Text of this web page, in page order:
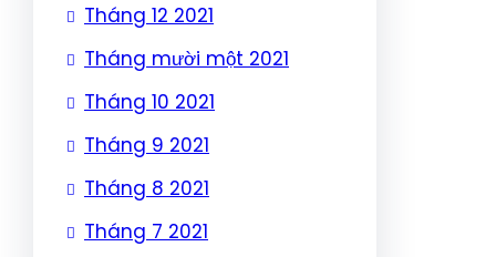
Tháng 12 2021
Tháng mười một 2021
Tháng 10 2021
Tháng 9 2021
Tháng 8 2021
Tháng 7 2021